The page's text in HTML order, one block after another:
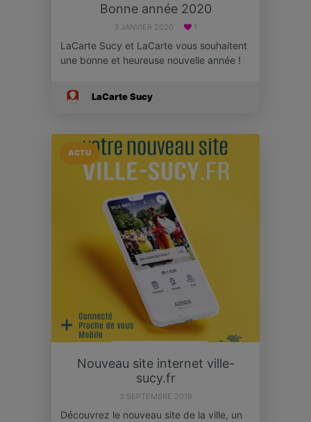
Bonne année 2020
3 JANVIER 2020 1
LaCarte Sucy et LaCarte vous souhaitent
une bonne et heureuse nouvelle année !
LaCarte Sucy
ACTU
Nouveau site internet ville-
sucy.fr
3 SEPTEMBRE 2019
Découvrez le nouveau site de la ville, un